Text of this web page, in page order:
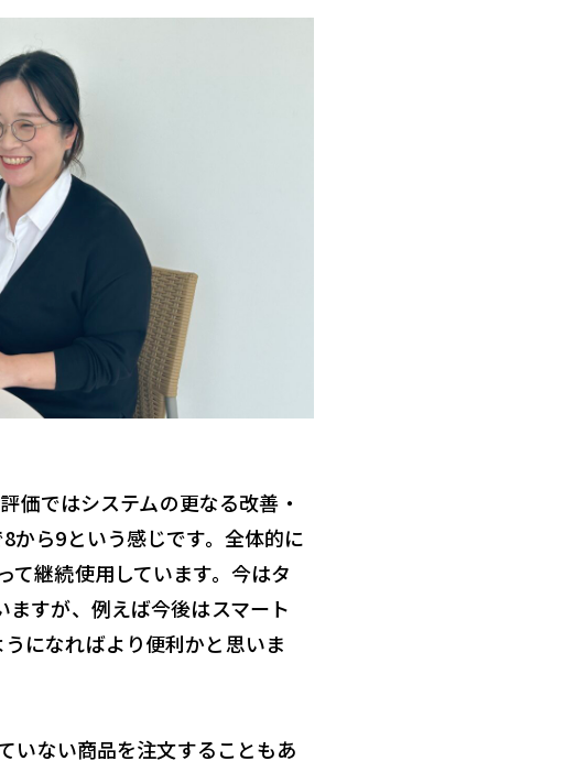
価ではシステムの更なる改善・
から9という感じです。全体的に
て継続使用しています。今はタ
ますが、例えば今後はスマート
になればより便利かと思いま
いない商品を注文することもあ